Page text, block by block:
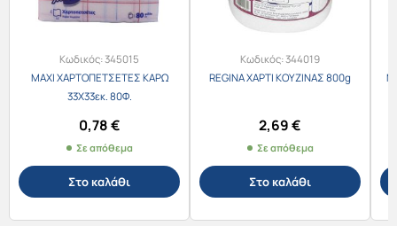
Κωδικός:345015
MAXI ΧΑΡΤΟΠΕΤΣΕΤΕΣ ΚΑΡΩ
33X33εκ. 80Φ.
0,78€
Σε απόθεμα
Στο καλάθι
Κωδικός:344019
REGINA ΧΑΡΤΙ ΚΟΥΖΙΝΑΣ 800g
2,69€
Σε απόθεμα
Στο καλάθι